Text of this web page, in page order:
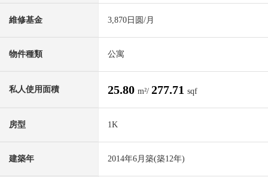
維修基金 3,870日圆/月
物件種類 公寓
私人使用面積 25.80 m²/ 277.71 sqf
房型 1K
建築年 2014年6月築(築12年)